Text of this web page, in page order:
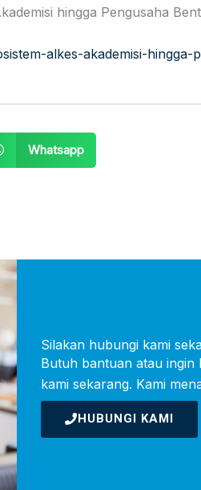
hingga Pengusaha
alkes-akademisi-hingga-
Whatsapp
Silakan hubungi kami
Butuh bantuan atau ingin
kami sekarang. Kami
HUBUNGI KAMI